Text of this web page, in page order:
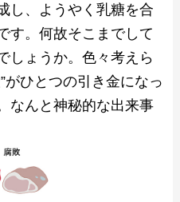
し、ようやく乳糖を合
す。何故そこまでして
しょうか。色々考えら
がひとつの引き金になっ
なんと神秘的な出来事